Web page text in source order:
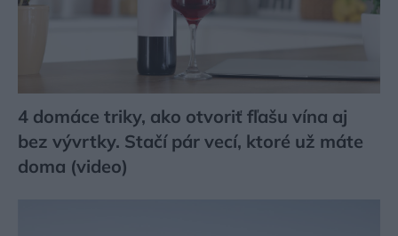
4 domáce triky, ako otvoriť fľašu vína aj
bez vývrtky. Stačí pár vecí, ktoré už máte
doma (video)